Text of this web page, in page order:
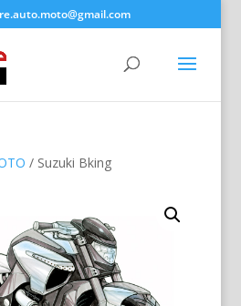
/ Suzuki Bking